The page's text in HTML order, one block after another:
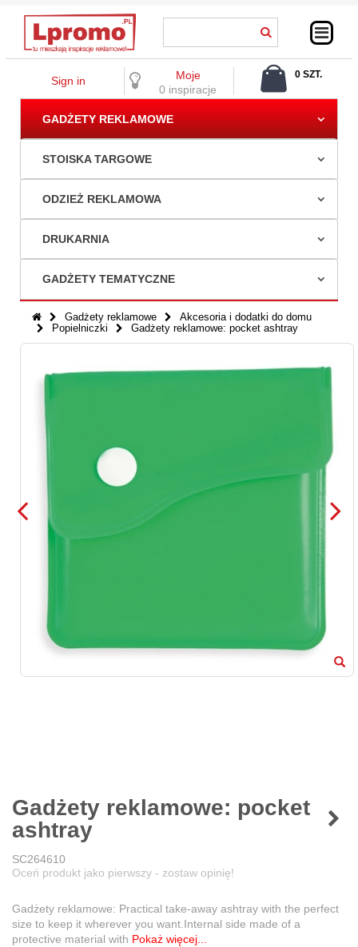
Sign in
Moje
0 inspiracje
0 SZT.
GADŻETY REKLAMOWE
STOISKA TARGOWE
ODZIEŻ REKLAMOWA
DRUKARNIA
GADŻETY TEMATYCZNE
Gadżety reklamowe
Akcesoria i dodatki do domu
Popielniczki
Gadżety reklamowe: pocket ashtray
Gadżety reklamowe: pocket
ashtray
SC264610
Oceń produkt jako pierwszy - zostaw opinię!
Gadżety reklamowe: Practical take-away ashtray with the perfect
size to keep it wherever you want.Internal side made of a
protective material with Pokaż więcej...